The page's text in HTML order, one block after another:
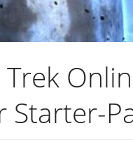
Trek
Starter-